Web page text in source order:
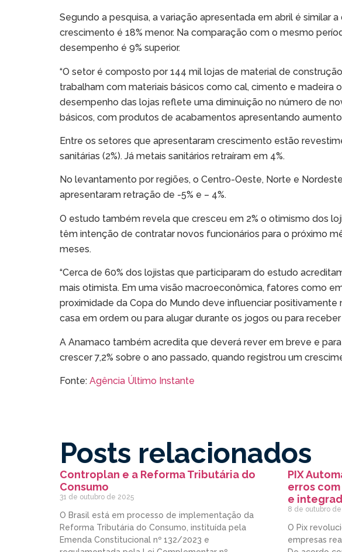
Segundo a pesquisa, a variação apresentada em abril é
crescimento é 18% menor. Na comparação com o mesmo
desempenho é 9% superior.
“O setor é composto por 144 mil lojas de material de
trabalham com materiais básicos como cal, cimento e madeira
desempenho das lojas reflete uma diminuição no número de
básicos, com produtos de acabamentos apresentando
Entre os setores que apresentaram crescimento estão
sanitárias (2%). Já metais sanitários retraíram em 4%.
No levantamento por regiões, o Centro-Oeste, Norte e
apresentaram retração de -5% e – 4%.
O estudo também revela que cresceu em 2% o otimismo dos
têm intenção de contratar novos funcionários para o próximo
meses.
“Cerca de 60% dos lojistas que participaram do estudo
mais otimista. Em uma visão macroeconômica, fatores como
proximidade da Copa do Mundo deve influenciar
casa em ordem ou para alugar durante os jogos ou para
A Anamaco também acredita que deverá rever em breve e
crescer 7,2% sobre o ano passado, quando registrou um
Fonte: Agência Último Instante
Posts relacionados
Controplan e a Reforma Tributária do
Consumo
31 de outubro de 2025
O Brasil está em processo de implementação da
Reforma Tributária do Consumo, instituída pela
Emenda Constitucional nº 132/2023 e
PIX
erros
e
8 de outubro
O Pix
empresas